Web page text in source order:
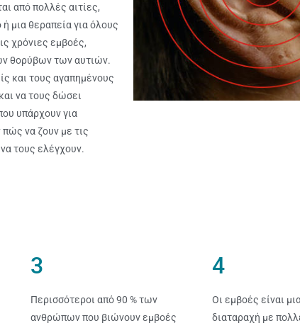
από πολλές αιτίες,
μια θεραπεία για όλους
χρόνιες εμβοές,
θορύβων των αυτιών.
και τους αγαπημένους
να τους δώσει
υπάρχουν για
να ζουν με τις
τους ελέγχουν.
3
Περισσότεροι από 90 % των
ανθρώπων που βιώνουν εμβοές
4
Οι εμβοές είναι
διαταραχή με